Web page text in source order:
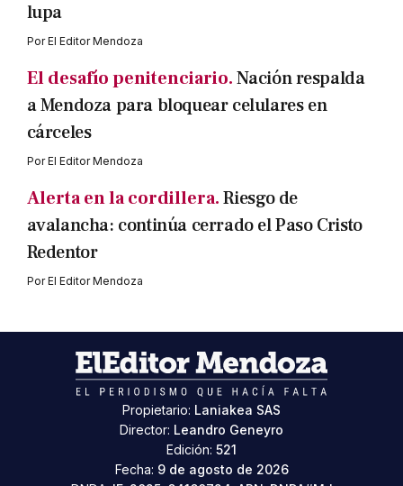
lupa
PorEl Editor Mendoza
El desafío penitenciario.Nación respalda
a Mendoza para bloquear celulares en
cárceles
PorEl Editor Mendoza
Alerta en la cordillera.Riesgo de
avalancha: continúa cerrado el Paso Cristo
Redentor
PorEl Editor Mendoza
Propietario: Laniakea SAS
Director: Leandro Geneyro
Edición: 521
Fecha: 9 de agosto de 2026